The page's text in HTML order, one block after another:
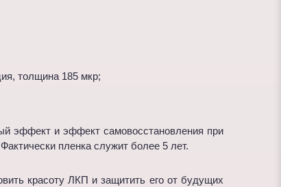
толщина 185 мкр;
эффект и эффект самовосстановления при
пленка служит более 5 лет.
красоту ЛКП и защитить его от будущих